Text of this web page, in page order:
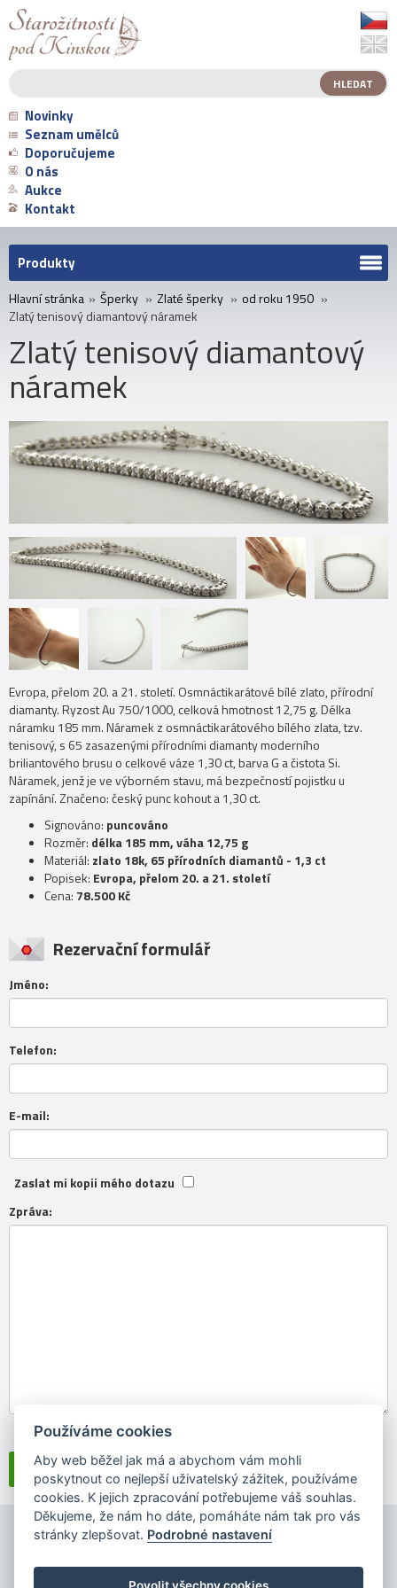
Novinky
Seznam umělců
Doporučujeme
O nás
Aukce
Kontakt
Produkty
Hlavní stránka » Šperky » Zlaté šperky » od roku 1950 »
Zlatý tenisový diamantový náramek
Zlatý tenisový diamantový
náramek
Evropa, přelom 20. a 21. století. Osmnáctikarátové bílé zlato, přírodní
diamanty. Ryzost Au 750/1000, celková hmotnost 12,75 g. Délka
náramku 185 mm. Náramek z osmnáctikarátového bílého zlata, tzv.
tenisový, s 65 zasazenými přírodními diamanty moderního
briliantového brusu o celkové váze 1,30 ct, barva G a čistota Si.
Náramek, jenž je ve výborném stavu, má bezpečností pojistku u
zapínání. Značeno: český punc kohout a 1,30 ct.
Signováno: puncováno
Rozměr: délka 185 mm, váha 12,75 g
Materiál: zlato 18k, 65 přírodních diamantů - 1,3 ct
Popisek: Evropa, přelom 20. a 21. století
Cena: 78.500 Kč
Rezervační formulář
Jméno:
Telefon:
E-mail:
Zaslat mi kopii mého dotazu
Zpráva:
Souhlasím sezpracováním osobních údajů
Používáme cookies
Aby web běžel jak má a abychom vám mohli
poskytnout co nejlepší uživatelský zážitek, používáme
cookies. K jejich zpracování potřebujeme váš souhlas.
Děkujeme, že nám ho dáte, pomáháte nám tak pro vás
stránky zlepšovat. Podrobné nastavení